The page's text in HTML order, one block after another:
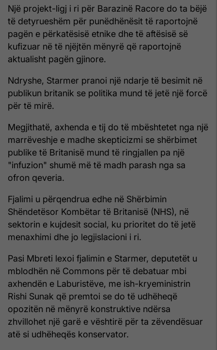
Një projekt-ligj i ri për Barazinë Racore do ta bëjë
të detyrueshëm për punëdhënësit të raportojnë
pagën e përkatësisë etnike dhe të aftësisë së
kufizuar në të njëjtën mënyrë që raportojnë
aktualisht pagën gjinore.
Ndryshe, Starmer pranoi një ndarje të besimit në
publikun britanik se politika mund të jetë një forcë
për të mirë.
Megjithatë, axhenda e tij do të mbështetet nga një
marrëveshje e madhe skepticizmi se shërbimet
publike të Britanisë mund të ringjallen pa një
"infuzion" shumë më të madh parash nga sa
ofron qeveria.
Fjalimi u përqendrua edhe në Shërbimin
Shëndetësor Kombëtar të Britanisë (NHS), në
sektorin e kujdesit social, ku prioritet do të jetë
menaxhimi dhe jo legjislacioni i ri.
Pasi Mbreti lexoi fjalimin e Starmer, deputetët u
mblodhën në Commons për të debatuar mbi
axhendën e Laburistëve, me ish-kryeministrin
Rishi Sunak që premtoi se do të udhëheqë
opozitën në mënyrë konstruktive ndërsa
zhvillohet një garë e vështirë për ta zëvendësuar
atë si udhëheqës konservator.